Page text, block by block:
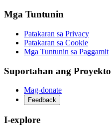
Mga Tuntunin
Patakaran sa Privacy
Patakaran sa Cookie
Mga Tuntunin sa Paggamit
Suportahan ang Proyekto
Mag-donate
Feedback
I-explore